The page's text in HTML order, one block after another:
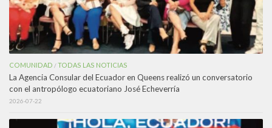
COMUNIDAD /TODAS LAS NOTICIAS
La Agencia Consular del Ecuador en Queens realizó un conversatorio
con el antropólogo ecuatoriano José Echeverría
2026-07-22